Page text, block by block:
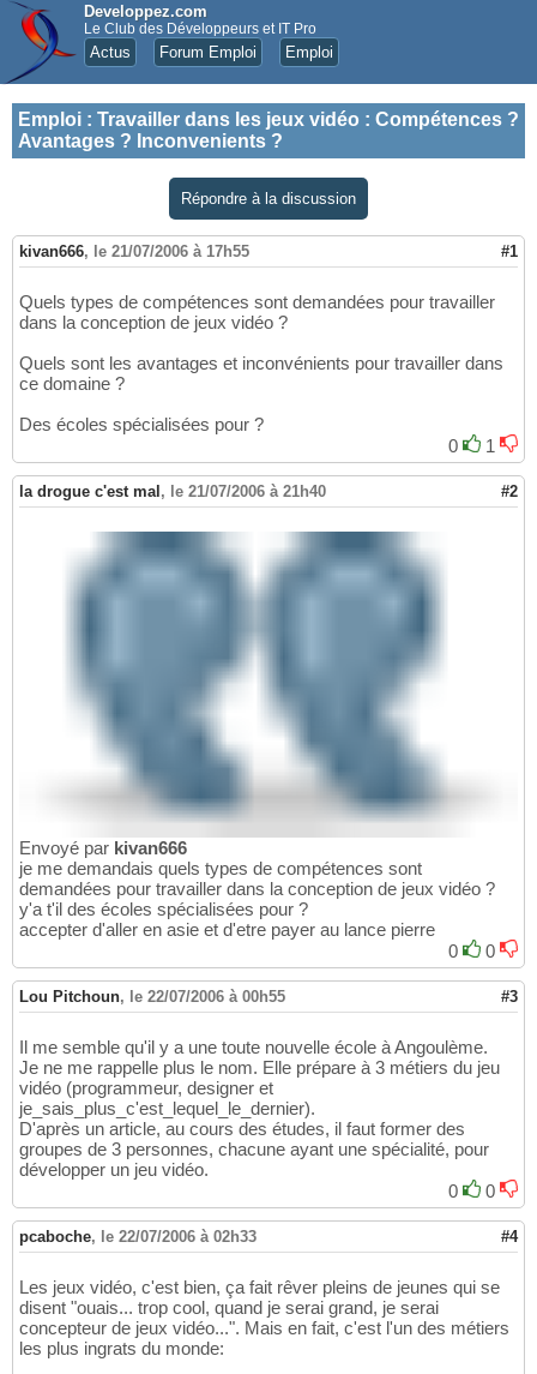
Developpez.com
Le Club des Développeurs et IT Pro
Actus Forum Emploi Emploi
Emploi : Travailler dans les jeux vidéo : Compétences ?
Avantages ? Inconvenients ?
Répondre à la discussion
kivan666, le 21/07/2006 à 17h55 #1
Quels types de compétences sont demandées pour travailler
dans la conception de jeux vidéo ?
Quels sont les avantages et inconvénients pour travailler dans
ce domaine ?
Des écoles spécialisées pour ?
0
1
la drogue c'est mal , le 21/07/2006 à 21h40 #2
Envoyé par kivan666
je me demandais quels types de compétences sont
demandées pour travailler dans la conception de jeux vidéo ?
y'a t'il des écoles spécialisées pour ?
accepter d'aller en asie et d'etre payer au lance pierre
0
0
Lou Pitchoun, le 22/07/2006 à 00h55 #3
Il me semble qu'il y a une toute nouvelle école à Angoulème.
Je ne me rappelle plus le nom. Elle prépare à 3 métiers du jeu
vidéo (programmeur, designer et
je_sais_plus_c'est_lequel_le_dernier).
D'après un article, au cours des études, il faut former des
groupes de 3 personnes, chacune ayant une spécialité, pour
développer un jeu vidéo.
0
0
pcaboche, le 22/07/2006 à 02h33 #4
Les jeux vidéo, c'est bien, ça fait rêver pleins de jeunes qui se
disent "ouais... trop cool, quand je serai grand, je serai
concepteur de jeux vidéo...". Mais en fait, c'est l'un des métiers
les plus ingrats du monde: